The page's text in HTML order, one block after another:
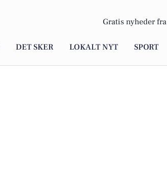
Gratis nyheder fra
DET SKER LOKALT NYT SPORT